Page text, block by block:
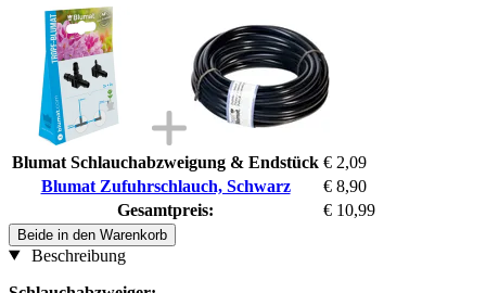
Blumat Schlauchabzweigung & Endstück € 2,09
Blumat Zufuhrschlauch, Schwarz
€ 8,90
Gesamtpreis:
€ 10,99
Beide in den Warenkorb
Beschreibung